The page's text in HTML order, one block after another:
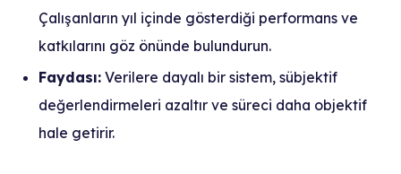
Çalışanların yıl içinde gösterdiği performans ve
katkılarını göz önünde bulundurun.
Faydası: Verilere dayalı bir sistem, sübjektif
değerlendirmeleri azaltır ve süreci daha objektif
hale getirir.